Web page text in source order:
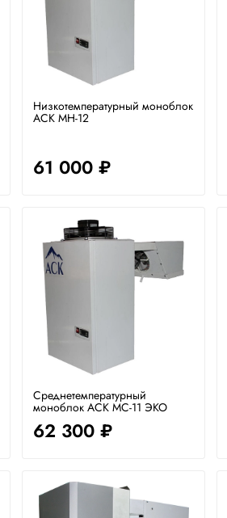
Низкотемпературный моноблок
АСК МН-12
61 000 ₽
Среднетемпературный
моноблок АСК МС-11 ЭКО
62 300 ₽